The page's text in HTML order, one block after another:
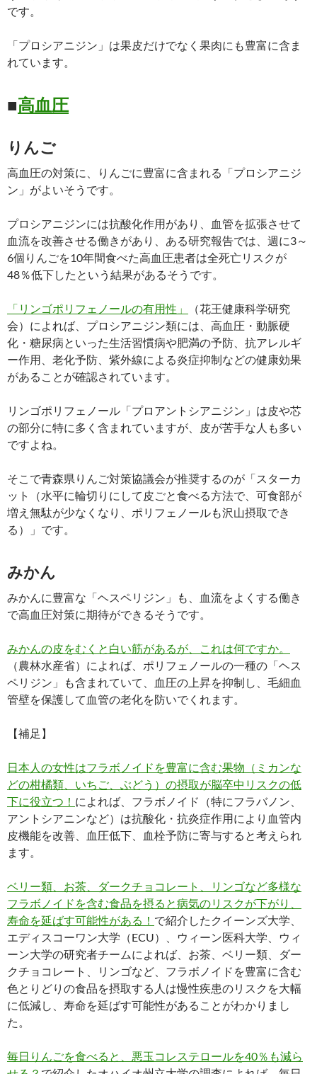
です。
「プロシアニジン」は果皮だけでなく果肉にも豊富に含ま
れています。
■高血圧
りんご
高血圧の対策に、りんごに豊富に含まれる「プロシアニジ
ン」がよいそうです。
プロシアニジンには抗酸化作用があり、血管を拡張させて
血流を改善させる働きがあり、ある研究報告では、週に3～
6個りんごを10年間食べた高血圧患者は全死亡リスクが
48％低下したという結果があるそうです。
「リンゴポリフェノールの有用性」
（花王健康科学研究
会）によれば、プロシアニジン類には、高血圧・動脈硬
化・糖尿病といった生活習慣病や肥満の予防、抗アレルギ
ー作用、老化予防、紫外線による炎症抑制などの健康効果
があることが確認されています。
リンゴポリフェノール「プロアントシアニジン」は皮や芯
の部分に特に多く含まれていますが、皮が苦手な人も多い
ですよね。
そこで青森県りんご対策協議会が推奨するのが「スターカ
ット（水平に輪切りにして皮ごと食べる方法で、可食部が
増え無駄が少なくなり、ポリフェノールも沢山摂取でき
る）」です。
みかん
みかんに豊富な「ヘスペリジン」も、血流をよくする働き
で高血圧対策に期待ができるそうです。
みかんの皮をむくと白い筋があるが、これは何ですか。
（農林水産省）によれば、ポリフェノールの一種の「ヘス
ペリジン」も含まれていて、血圧の上昇を抑制し、毛細血
管壁を保護して血管の老化を防いでくれます。
【補足】
日本人の女性はフラボノイドを豊富に含む果物（ミカンな
どの柑橘類、いちご、ぶどう）の摂取が脳卒中リスクの低
下に役立つ！ によれば、フラボノイド（特にフラバノン、
アントシアニンなど）は抗酸化・抗炎症作用により血管内
皮機能を改善、血圧低下、血栓予防に寄与すると考えられ
ます。
ベリー類、お茶、ダークチョコレート、リンゴなど多様な
フラボノイドを含む食品を摂ると病気のリスクが下がり、
寿命を延ばす可能性がある！ で紹介したクイーンズ大学、
エディスコーワン大学（ECU）、ウィーン医科大学、ウィ
ーン大学の研究者チームによれば、お茶、ベリー類、ダー
クチョコレート、リンゴなど、フラボノイドを豊富に含む
色とりどりの食品を摂取する人は慢性疾患のリスクを大幅
に低減し、寿命を延ばす可能性があることがわかりまし
た。
毎日りんごを食べると、悪玉コレステロールを40％も減ら